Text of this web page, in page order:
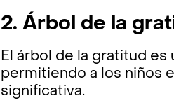
2. Árbol de la
El árbol de la gratitud es
permitiendo a los niños
significativa.